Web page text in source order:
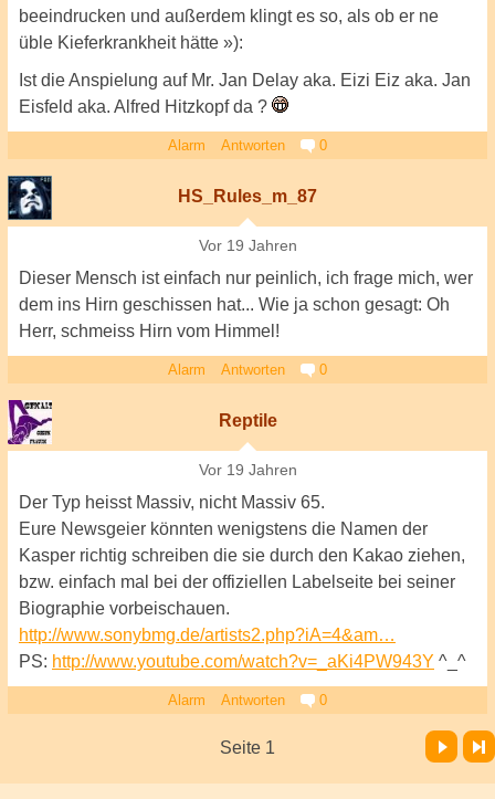
beeindrucken und außerdem klingt es so, als ob er ne
üble Kieferkrankheit hätte »):
Ist die Anspielung auf Mr. Jan Delay aka. Eizi Eiz aka. Jan
Eisfeld aka. Alfred Hitzkopf da ?
Alarm Antworten 0
HS_Rules_m_87
Vor 19 Jahren
Dieser Mensch ist einfach nur peinlich, ich frage mich, wer
dem ins Hirn geschissen hat... Wie ja schon gesagt: Oh
Herr, schmeiss Hirn vom Himmel!
Alarm Antworten 0
Reptile
Vor 19 Jahren
Der Typ heisst Massiv, nicht Massiv 65.
Eure Newsgeier könnten wenigstens die Namen der
Kasper richtig schreiben die sie durch den Kakao ziehen,
bzw. einfach mal bei der offiziellen Labelseite bei seiner
Biographie vorbeischauen.
http://www.sonybmg.de/artists2.php?iA=4&am…
PS: http://www.youtube.com/watch?v=_aKi4PW943Y ^_^
Alarm Antworten 0
Seite 1
Vor Letzte Seite